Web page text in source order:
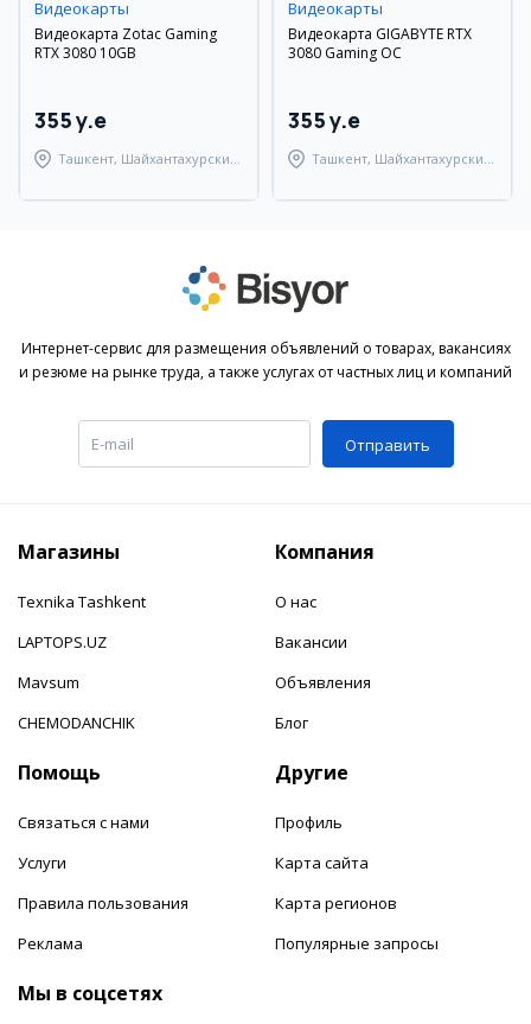
Видеокарты
Видеокарта Zotac Gaming
RTX 3080 10GB
355 y.e
Ташкент, Шайхантахурский
Видеокарты
Видеокарта GIGABYTE RTX
3080 Gaming OC
355 y.e
Ташкент, Шайхантахурский
Интернет-сервис для размещения объявлений о товарах, вакансиях
и резюме на рынке труда, а также услугах от частных лиц и компаний
Отправить
Магазины
Texnika Tashkent
LAPTOPS.UZ
Mavsum
CHEMODANCHIK
Компания
О нас
Вакансии
Объявления
Блог
Помощь
Связаться с нами
Услуги
Правила пользования
Реклама
Другие
Профиль
Карта сайта
Карта регионов
Популярные запросы
Мы в соцсетях